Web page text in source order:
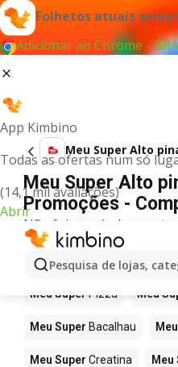
Folhetos atuais
Adicionar ao Chrome -
App Kimbino
Todas as ofertas num só
(14,1 mil avaliações)
Abrir
Pesquisa de lojas,
Meu Super Alto
Meu Super Alto
Promoções -
Não foi possível
para este termo.
Mais produtos
Meu Super Pizza Meu
Meu Super Bacalhau
Meu Super Creatina Meu